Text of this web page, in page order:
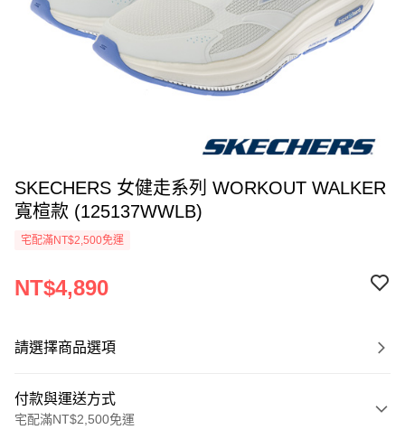
SKECHERS 女健走系列 WORKOUT WALKER
寬楦款 (125137WWLB)
宅配滿NT$2,500免運
NT$4,890
請選擇商品選項
付款與運送方式
宅配滿NT$2,500免運